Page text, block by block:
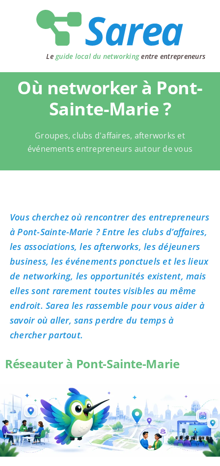
Le guide local du networkingentre entrepreneurs
Où networker à Pont-
Sainte-Marie ?
Groupes, clubs d'affaires, afterworks et
événements entrepreneurs autour de vous
Vous cherchez où rencontrer des entrepreneurs
à Pont-Sainte-Marie ? Entre les clubs d’affaires,
les associations, les afterworks, les déjeuners
business, les événements ponctuels et les lieux
de networking, les opportunités existent, mais
elles sont rarement toutes visibles au même
endroit. Sarea les rassemble pour vous aider à
savoir où aller, sans perdre du temps à
chercher partout.
Réseauter à Pont-Sainte-Marie